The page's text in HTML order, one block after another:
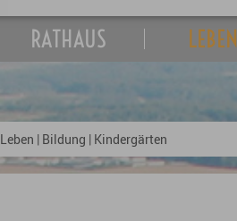
RATHAUS LEBEN
Leben | Bildung | Kindergärten